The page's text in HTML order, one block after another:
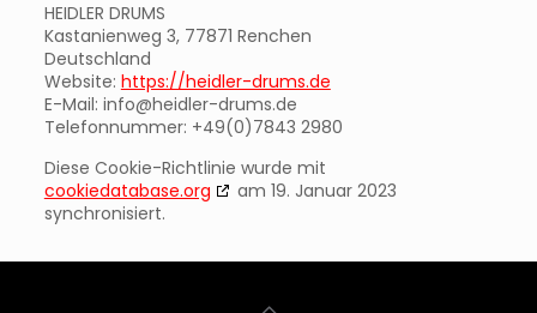
HEIDLER DRUMS
Kastanienweg 3, 77871 Renchen
Deutschland
Website: https://heidler-drums.de
E-Mail: ed.smurd-reldieh@ofni
Telefonnummer: +49(0)7843 2980
Diese Cookie-Richtlinie wurde mit
cookiedatabase.org
am 19. Januar 2023
synchronisiert.